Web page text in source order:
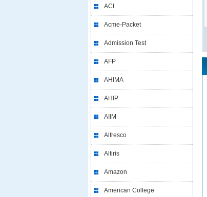
ACI
Acme-Packet
Admission Test
AFP
AHIMA
AHIP
AIIM
Alfresco
Altiris
Amazon
American College